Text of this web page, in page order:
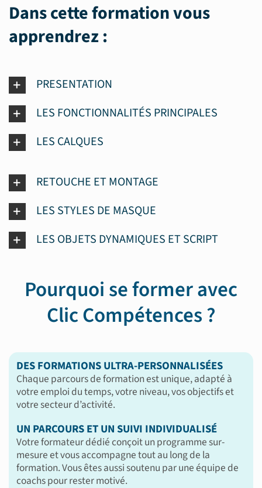
Dans cette formation vous
apprendrez :
PRESENTATION
LES FONCTIONNALITÉS PRINCIPALES
LES CALQUES
RETOUCHE ET MONTAGE
LES STYLES DE MASQUE
LES OBJETS DYNAMIQUES ET SCRIPT
Pourquoi se former avec
Clic Compétences ?
DES FORMATIONS ULTRA-PERSONNALISÉES
Chaque parcours de formation est unique, adapté à
votre emploi du temps, votre niveau, vos objectifs et
votre secteur d’activité.
UN PARCOURS ET UN SUIVI INDIVIDUALISÉ
Votre formateur dédié conçoit un programme sur-
mesure et vous accompagne tout au long de la
formation. Vous êtes aussi soutenu par une équipe de
coachs pour rester motivé.